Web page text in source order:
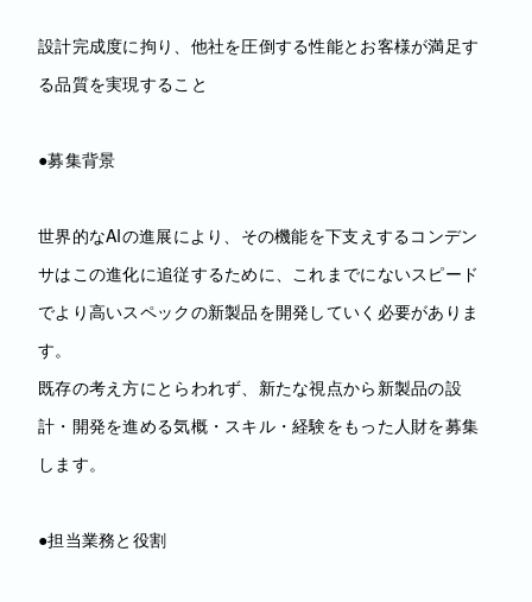
設計完成度に拘り、他社を圧倒する性能とお客様が満足す
る品質を実現すること
●募集背景
世界的なAIの進展により、その機能を下支えするコンデン
サはこの進化に追従するために、これまでにないスピード
でより高いスペックの新製品を開発していく必要がありま
す。
既存の考え方にとらわれず、新たな視点から新製品の設
計・開発を進める気概・スキル・経験をもった人財を募集
します。
●担当業務と役割